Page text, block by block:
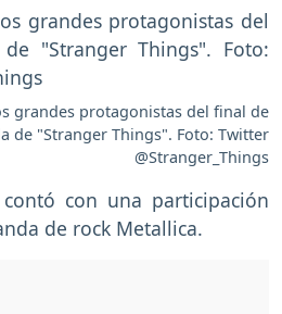
grandes protagonistas del final de
de "Stranger Things". Foto: Twitter
@Stranger_Things
con una participación
de rock Metallica.